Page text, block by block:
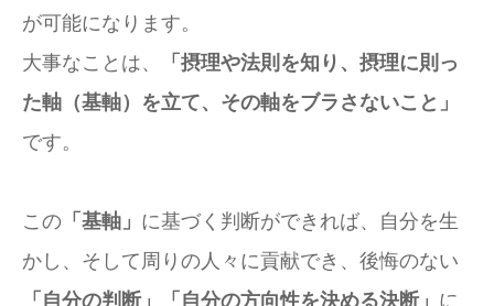
が可能になります。
大事なことは、
「摂理や法則を知り、摂理に則っ
た軸（基軸）を立て、その軸をブラさないこと」
です。
この 「基軸」 に基づく判断ができれば、自分を生
かし、そして周りの人々に貢献でき、後悔のない
「自分の判断」「自分の方向性を決める決断」 に